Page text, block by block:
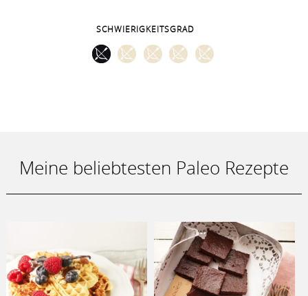
SCHWIERIGKEITSGRAD
Meine beliebtesten Paleo Rezepte